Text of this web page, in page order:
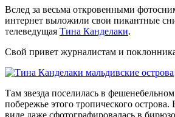
Вслед за весьма откровенными
интернет выложили свои пикантные
телеведущая Тина Канделаки.
Свой привет журналистам и
Там звезда поселилась в
побережье этого тропического
виде даже сфотографировалась в